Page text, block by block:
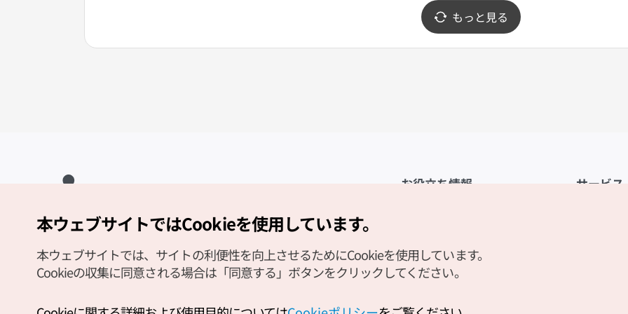
もっと見る
お役立ち情報
観光資料ダウンロード
デジタルブック／電子書籍
サービス
Copyright (c) Korea Tourism Organization All Rights Reserved.
サイトエラー報告
公式メール
本ウェブサイトではCookieを使用しています。
本ウェブサイトでは、サイトの利便性を向上させるためにCookieを使用しています。
Cookieの収集に同意される場合は「同意する」ボタンをクリックしてください。